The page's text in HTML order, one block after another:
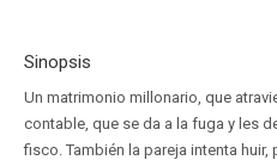
Sinopsis
Un matrimonio millonario, que
contable, que se da a la fuga y les
fisco. También la pareja intenta huir,